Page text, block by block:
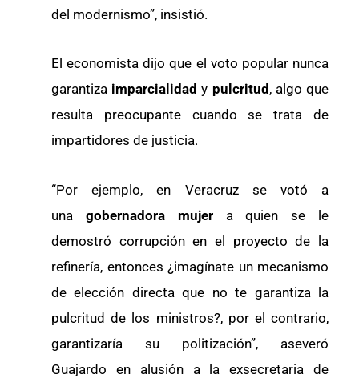
del modernismo”, insistió.
El economista dijo que el voto popular nunca
garantiza imparcialidady pulcritud , algo que
resulta preocupante cuando se trata de
impartidores de justicia.
“Por ejemplo, en Veracruz se votó a
una gobernadora mujer a quien se le
demostró corrupción en el proyecto de la
refinería, entonces ¿imagínate un mecanismo
de elección directa que no te garantiza la
pulcritud de los ministros?, por el contrario,
garantizaría su politización”, aseveró
Guajardo en alusión a la exsecretaria de